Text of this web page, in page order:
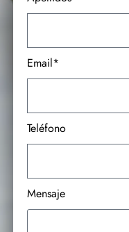
Email*
Teléfono
Mensaje